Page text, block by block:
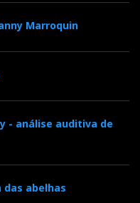
Marroquin
- análise auditiva de
das abelhas